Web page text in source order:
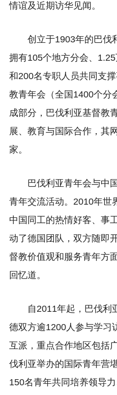
情谊及近期访华见闻。
创立于1903年的巴伐
拥有105个地方分会、
和200名专职人员共同支
教青年会（全国1400个分
成部分，巴伐利亚基督教
展、教育与国际合作，其
家。
巴伐利亚青年会与中
青年交流活动。2010年世
中国同工的热情好客、事
动了德国团队，双方随即
督教价值观和服务青年方
回忆道。
自2011年起，巴伐利
德双方逾1200人参与学习
互派，重点合作地区包括
伐利亚举办的国际青年营
150名青年共同培养领导